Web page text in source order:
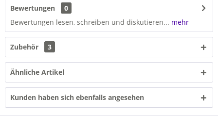
Bewertungen
0
Bewertungen lesen, schreiben und diskutieren... mehr
Zubehör 3
Ähnliche Artikel
Kunden haben sich ebenfalls angesehen